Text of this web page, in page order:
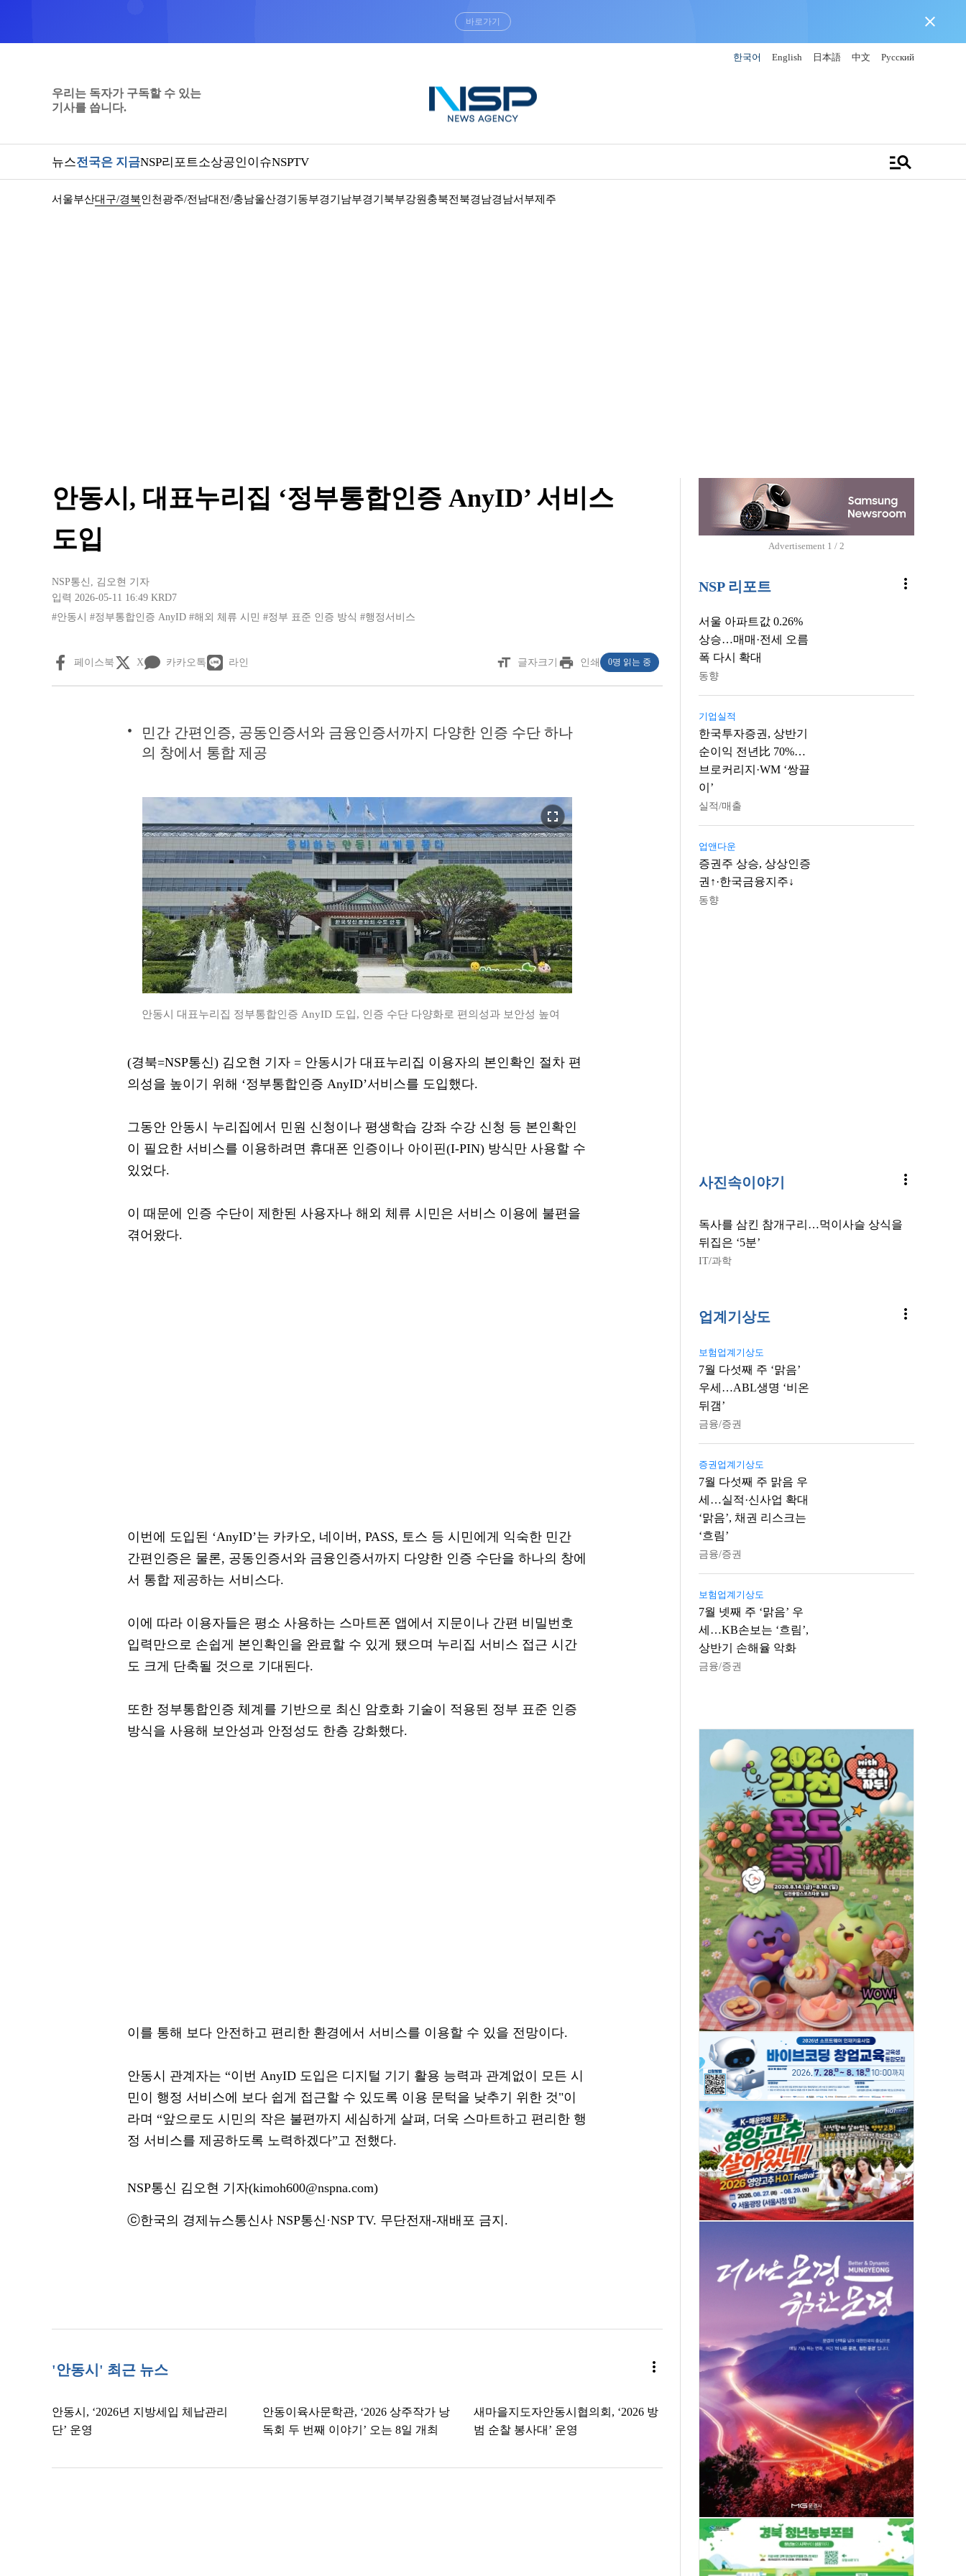
“우리는 독자가 구독할 수 있는 기사를 씁니다” close
한국어 English 日本語 中文 Русский
우리는 독자가 구독할 수 있는
기사를 씁니다.
뉴스전국은 지금NSP리포트소상공인이슈NSPTV manage_search
서울부산대구/경북인천 광주/전남대전/충남울산경기동부경기남부경기북부강원 충북전북경남경남서부제주
안동시, 대표누리집 ‘정부통합인증 AnyID’ 서비스
도입
NSP통신 , 김오현 기자
입력 2026-05-11 16:49 KRD7
#안동시
#정부통합인증 AnyID #해외 체류 시민 #정부 표준 인증 방식 #행정서비스
페이스북 X 카카오톡 라인 format_size 글자크기 print 인쇄 0명 읽는 중
민간 간편인증, 공동인증서와 금융인증서까지 다양한 인증 수단 하나
의 창에서 통합 제공
fullscreen
안동시 대표누리집 정부통합인증 AnyID 도입, 인증 수단 다양화로 편의성과 보안성 높여
(경북=NSP통신) 김오현 기자 = 안동시가 대표누리집 이용자의 본인확인 절차 편
의성을 높이기 위해 ‘정부통합인증 AnyID’서비스를 도입했다.
그동안 안동시 누리집에서 민원 신청이나 평생학습 강좌 수강 신청 등 본인확인
이 필요한 서비스를 이용하려면 휴대폰 인증이나 아이핀(I-PIN) 방식만 사용할 수
있었다.
이 때문에 인증 수단이 제한된 사용자나 해외 체류 시민은 서비스 이용에 불편을
겪어왔다.
이번에 도입된 ‘AnyID’는 카카오, 네이버, PASS, 토스 등 시민에게 익숙한 민간
간편인증은 물론, 공동인증서와 금융인증서까지 다양한 인증 수단을 하나의 창에
서 통합 제공하는 서비스다.
이에 따라 이용자들은 평소 사용하는 스마트폰 앱에서 지문이나 간편 비밀번호
입력만으로 손쉽게 본인확인을 완료할 수 있게 됐으며 누리집 서비스 접근 시간
도 크게 단축될 것으로 기대된다.
또한 정부통합인증 체계를 기반으로 최신 암호화 기술이 적용된 정부 표준 인증
방식을 사용해 보안성과 안정성도 한층 강화했다.
이를 통해 보다 안전하고 편리한 환경에서 서비스를 이용할 수 있을 전망이다.
안동시 관계자는 “이번 AnyID 도입은 디지털 기기 활용 능력과 관계없이 모든 시
민이 행정 서비스에 보다 쉽게 접근할 수 있도록 이용 문턱을 낮추기 위한 것"이
라며 “앞으로도 시민의 작은 불편까지 세심하게 살펴, 더욱 스마트하고 편리한 행
정 서비스를 제공하도록 노력하겠다”고 전했다.
NSP통신 김오현 기자(kimoh600@nspna.com)
ⓒ한국의 경제뉴스통신사 NSP통신·NSP TV. 무단전재-재배포 금지.
'안동시' 최근 뉴스 more_vert
안동시, ‘2026년 지방세입 체납관리
단’ 운영
안동이육사문학관, ‘2026 상주작가 낭
독회 두 번째 이야기’ 오는 8일 개최
새마을지도자안동시협의회, ‘2026 방
범 순찰 봉사대’ 운영
Advertisement 2 / 2
NSP 리포트 more_vert
서울 아파트값 0.26%
상승…매매·전세 오름
폭 다시 확대
동향
기업실적
한국투자증권, 상반기
순이익 전년比 70%…
브로커리지·WM ‘쌍끌
이’
실적/매출
업앤다운
증권주 상승, 상상인증
권↑·한국금융지주↓
동향
사진속이야기 more_vert
독사를 삼킨 참개구리…먹이사슬 상식을
뒤집은 ‘5분’
IT/과학
업계기상도 more_vert
보험업계기상도
7월 다섯째 주 ‘맑음’
우세…ABL생명 ‘비온
뒤갬’
금융/증권
증권업계기상도
7월 다섯째 주 맑음 우
세…실적·신사업 확대
‘맑음’, 채권 리스크는
‘흐림’
금융/증권
보험업계기상도
7월 넷째 주 ‘맑음’ 우
세…KB손보는 ‘흐림’,
상반기 손해율 악화
금융/증권